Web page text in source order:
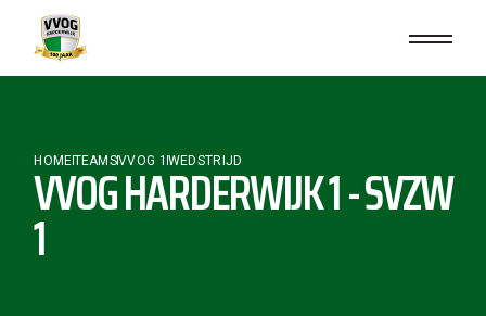
HOMETEAMSVVOG 1 WEDSTRIJD
VVOG HARDERWIJK 1 - SVZW
1